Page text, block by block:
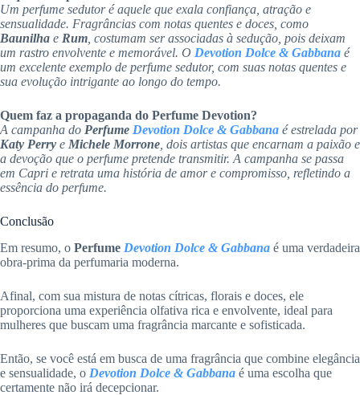
Um perfume sedutor é aquele que exala confiança, atração e
sensualidade. Fragrâncias com notas quentes e doces, como
Baunilha e Rum , costumam ser associadas à sedução, pois deixam
um rastro envolvente e memorável. O Devotion Dolce & Gabbana é
um excelente exemplo de perfume sedutor, com suas notas quentes e
sua evolução intrigante ao longo do tempo.
Quem faz a propaganda do Perfume Devotion?
A campanha do Perfume Devotion Dolce & Gabbana é estrelada por
Katy Perry e Michele Morrone , dois artistas que encarnam a paixão e
a devoção que o perfume pretende transmitir. A campanha se passa
em Capri e retrata uma história de amor e compromisso, refletindo a
essência do perfume.
Conclusão
Em resumo, o Perfume Devotion Dolce & Gabbana é uma verdadeira
obra-prima da perfumaria moderna.
Afinal, com sua mistura de notas cítricas, florais e doces, ele
proporciona uma experiência olfativa rica e envolvente, ideal para
mulheres que buscam uma fragrância marcante e sofisticada.
Então, se você está em busca de uma fragrância que combine elegância
e sensualidade, o Devotion Dolce & Gabbana é uma escolha que
certamente não irá decepcionar.